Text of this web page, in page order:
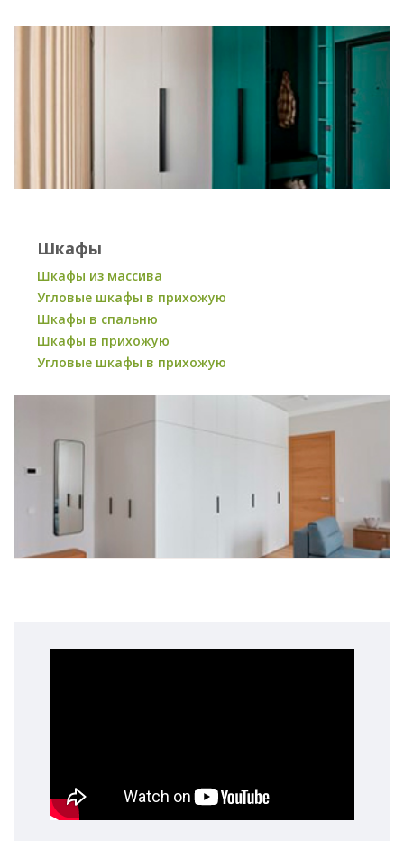
Шкафы
Шкафы из массива
Угловые шкафы в прихожую
Шкафы в спальню
Шкафы в прихожую
Угловые шкафы в прихожую